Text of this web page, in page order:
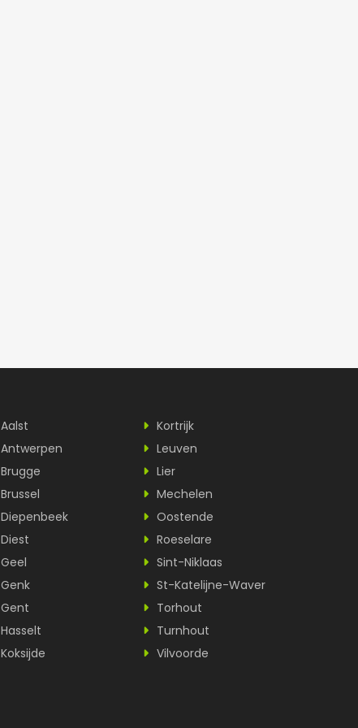
Aalst
Antwerpen
Brugge
Brussel
Diepenbeek
Diest
Geel
Genk
Gent
Hasselt
Koksijde
Kortrijk
Leuven
Lier
Mechelen
Oostende
Roeselare
Sint-Niklaas
St-Katelijne-Waver
Torhout
Turnhout
Vilvoorde